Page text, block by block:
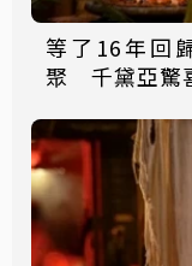
等了16年回
聚 千黛亞驚